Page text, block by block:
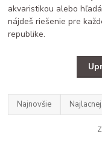
akvaristikou alebo
nájdeš riešenie pre
republike.
Najnovšie